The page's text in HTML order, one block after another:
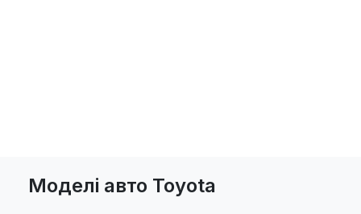
Моделі авто Toyota